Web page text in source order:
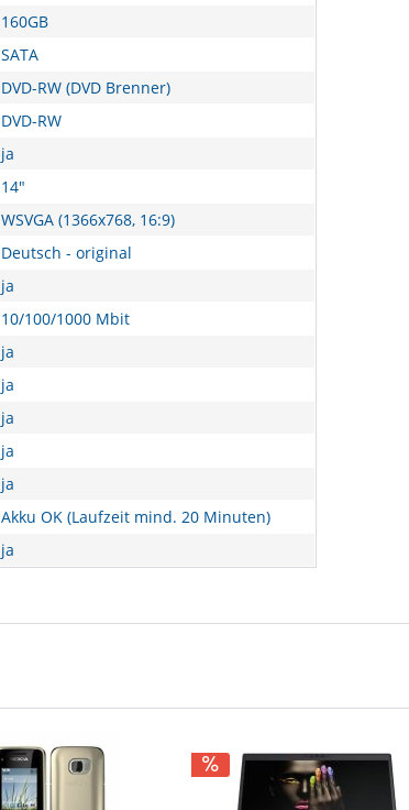
160GB
SATA
DVD-RW (DVD Brenner)
DVD-RW
ja
14"
WSVGA (1366x768, 16:9)
Deutsch - original
ja
10/100/1000 Mbit
ja
ja
ja
ja
ja
Akku OK (Laufzeit mind. 20 Minuten)
ja